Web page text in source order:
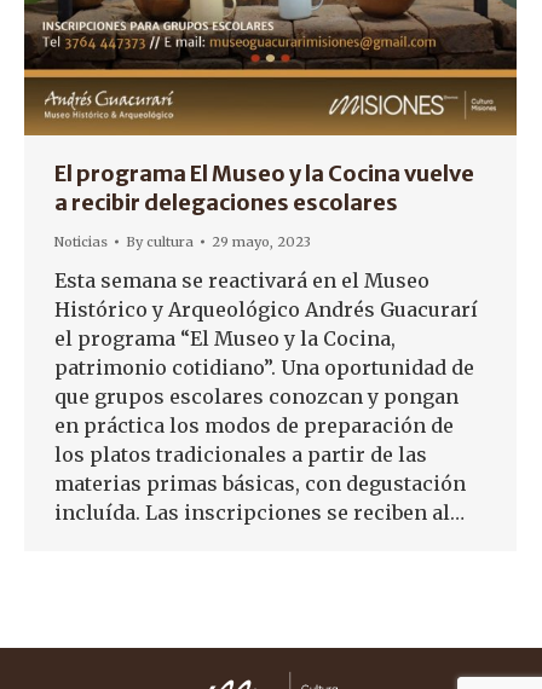
El programa El Museo y la Cocina vuelve
a recibir delegaciones escolares
Noticias Bycultura 29 mayo, 2023
Esta semana se reactivará en el Museo
Histórico y Arqueológico Andrés Guacurarí
el programa “El Museo y la Cocina,
patrimonio cotidiano”. Una oportunidad de
que grupos escolares conozcan y pongan
en práctica los modos de preparación de
los platos tradicionales a partir de las
materias primas básicas, con degustación
incluída. Las inscripciones se reciben al…